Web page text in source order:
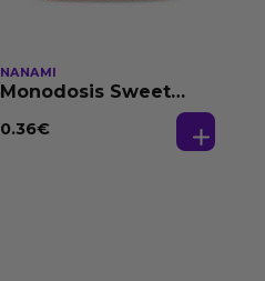
NANAMI
Monodosis Sweet
Base Agua 4 ml
0.36€